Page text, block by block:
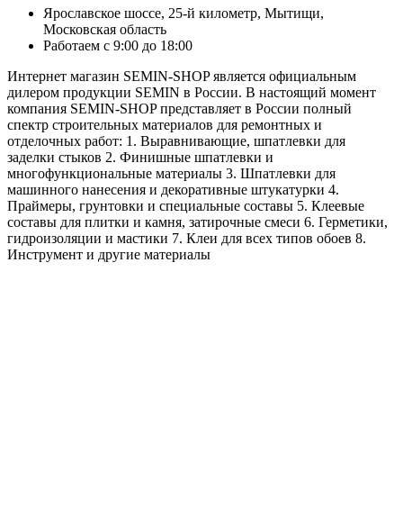
Ярославское шоссе, 25-й километр, Мытищи,
Московская область
Работаем с 9:00 до 18:00
Интернет магазин SEMIN-SHOP является официальным
дилером продукции SEMIN в России. В настоящий момент
компания SEMIN-SHOP представляет в России полный
спектр строительных материалов для ремонтных и
отделочных работ: 1. Выравнивающие, шпатлевки для
заделки стыков 2. Финишные шпатлевки и
многофункциональные материалы 3. Шпатлевки для
машинного нанесения и декоративные штукатурки 4.
Праймеры, грунтовки и специальные составы 5. Клеевые
составы для плитки и камня, затирочные смеси 6. Герметики,
гидроизоляции и мастики 7. Клеи для всех типов обоев 8.
Инструмент и другие материалы